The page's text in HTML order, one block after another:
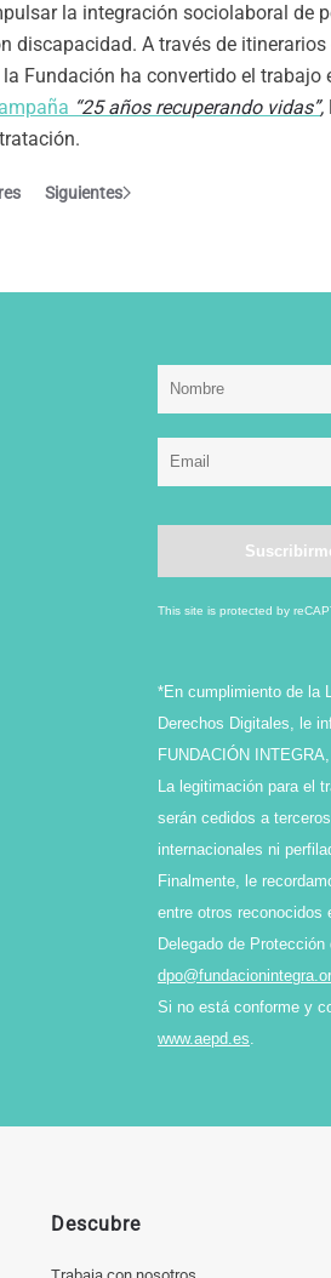
la integración sociolaboral de
discapacidad. A través de
Fundación ha convertido el trabajo
“25 años recuperando vidas”,
Siguientes
This site is protected by
*En cumplimiento de la
Derechos Digitales, le
FUNDACIÓN
La legitimación para el
serán cedidos a
internacionales ni
Finalmente, le
entre otros reconocidos
Delegado de
Si no está conforme y
www.aepd.es
Descubre